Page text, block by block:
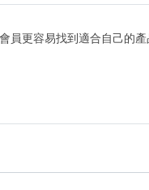
員更容易找到適合自己的